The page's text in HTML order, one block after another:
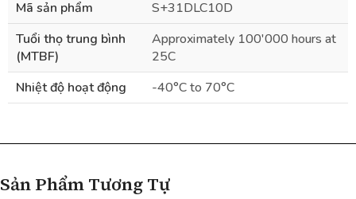
Mã sản phẩm
S+31DLC10D
Tuổi thọ trung bình
(MTBF)
Approximately 100'000 hours at
25C
Nhiệt độ hoạt động
-40°C to 70°C
Sản Phẩm Tương Tự